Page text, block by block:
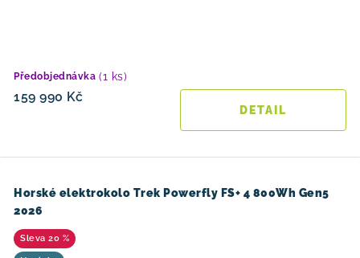
Předobjednávka (1 ks)
159 990 Kč
Horské elektrokolo Trek Powerfly FS+ 4 800Wh Gen5
2026
20 %